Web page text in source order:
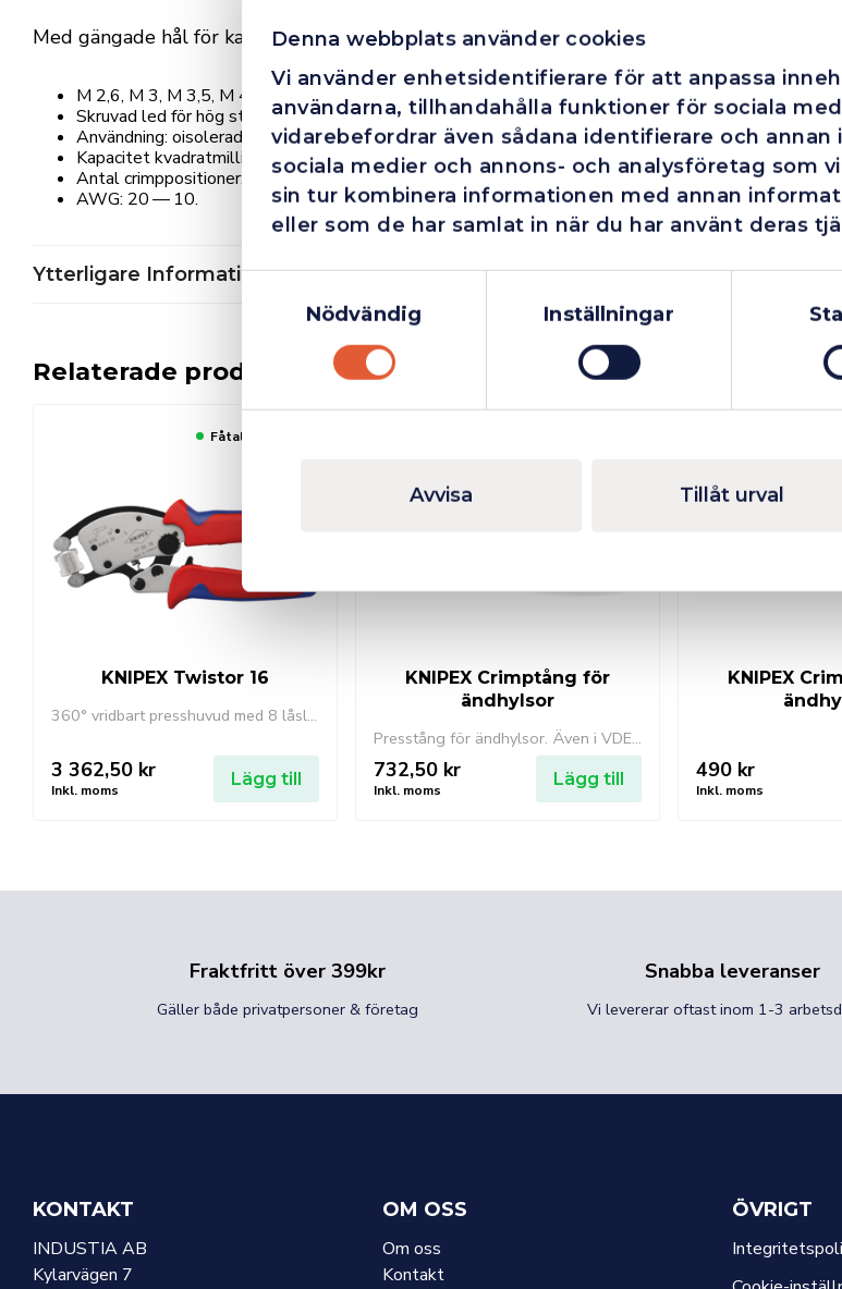
Denna webbplats använder cookies
Vi använder enhetsidentifierare för att anpassa
användarna, tillhandahålla funktioner för sociala
vidarebefordrar även sådana identifierare och
sociala medier och annons- och analysföretag som
sin tur kombinera informationen med annan
eller som de har samlat in när du har använt deras
Nödvändig
Inställningar
Avvisa Tillåt urval
Med gängade hål för kappning av Cu- eller Ms-skruv med:
M 2,6, M 3, M 3,5, M 4 och M 5.
Skruvad led för hög stabilitet och jämn gång.
Användning: oisolerade kabelskor + skarvdon.
Kapacitet kvadratmillimeter: 0,5 — 6,0mm².
Antal crimppositioner: 3.
AWG: 20 — 10.
Ytterligare Information
Relaterade produkter
Fåtal kvar i lager
KNIPEX Twistor 16
360° vridbart presshuvud med 8 låslägen. Pressning av ändhylsor möjlig i nästan varje arbetsposition. Presstången anpassar sig självständigt till olika tvärsnitt.
3 362,50 kr
Inkl. moms
Lägg till
KNIPEX Crimptång för
ändhylsor
Presstång för ändhylsor. Även i VDE-utförande. Lätt pressning tack vare optimerad utväxling.
732,50 kr
Inkl. moms
Lägg till
KNIPEX
490 kr
Inkl. moms
Fraktfritt över 399kr
Gäller både privatpersoner & företag
Snabba leveranser
Vi levererar oftast inom 1-3
KONTAKT
INDUSTIA AB
Kylarvägen 7
OM OSS
Om oss
Kontakt
ÖVRIGT